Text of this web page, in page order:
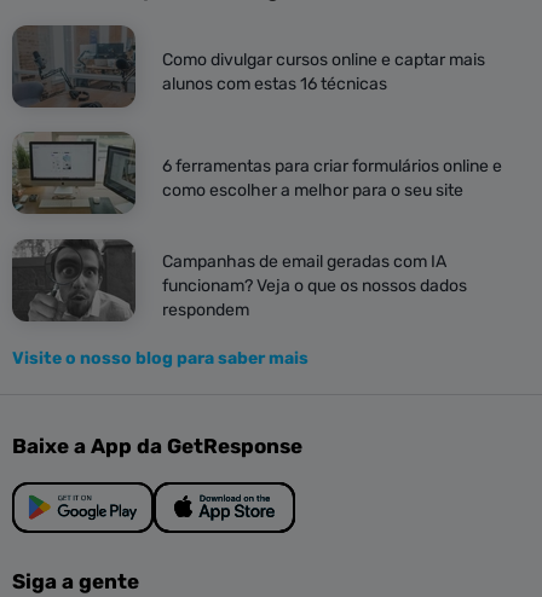
Como divulgar cursos online e captar mais
alunos com estas 16 técnicas
6 ferramentas para criar formulários online e
como escolher a melhor para o seu site
Campanhas de email geradas com IA
funcionam? Veja o que os nossos dados
respondem
Visite o nosso blog para saber mais
Baixe a App da GetResponse
Siga a gente